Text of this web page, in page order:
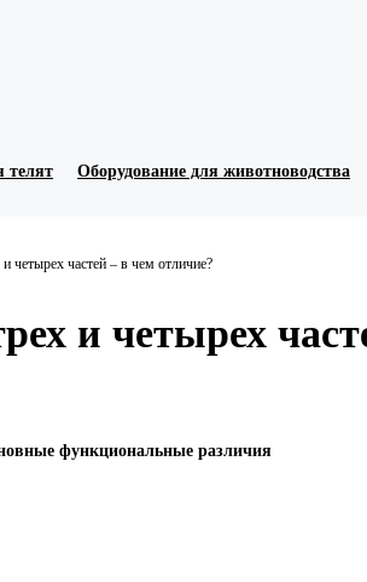
телят Оборудование для животноводства
частей – в чем отличие?
и четырех
функциональные различия